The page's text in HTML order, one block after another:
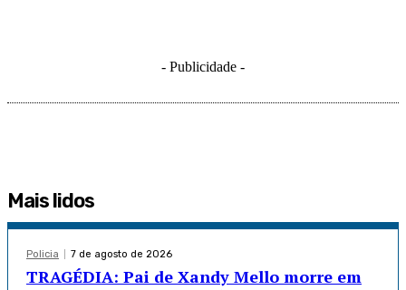
- Publicidade -
Mais lidos
Policia 7 de agosto de 2026
TRAGÉDIA: Pai de Xandy Mello morre em